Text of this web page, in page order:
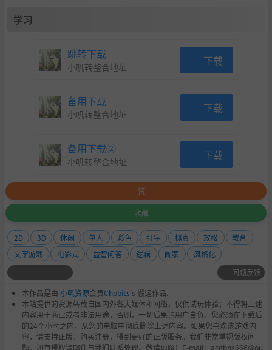
学习
跳转下载
小叽转整合地址 下载
备用下载
小叽转整合地址 下载
备用下载②
小叽转整合地址 下载
赞
收藏
2D 3D 休闲 单人 彩色 打字 拟真 放松
教育
文字游戏
电影式 益智问答 逻辑 阖家
风格化
问题反馈
本作品是由 小叽资源会员Chobits's 搬运作品.
本站提供的资源转载自国内外各大媒体和网络，仅供试玩体验；不得将上述
内容用于商业或者非法用途，否则，一切后果请用户自负。您必须在下载后
的24个小时之内，从您的电脑中彻底删除上述内容。如果您喜欢该游戏内
容，请支持正版，购买注册，得到更好的正版服务。我们非常重视版权问
题，如有侵权请邮件与我们联系处理。敬请谅解！E-mail：acgbns666@ou